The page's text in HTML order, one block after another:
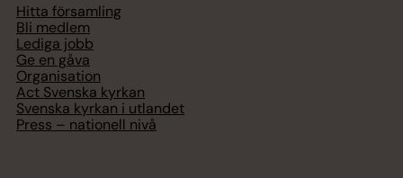
Hitta församling
Bli medlem
Lediga jobb
Ge en gåva
Organisation
Act Svenska kyrkan
Svenska kyrkan i utlandet
Press – nationell nivå